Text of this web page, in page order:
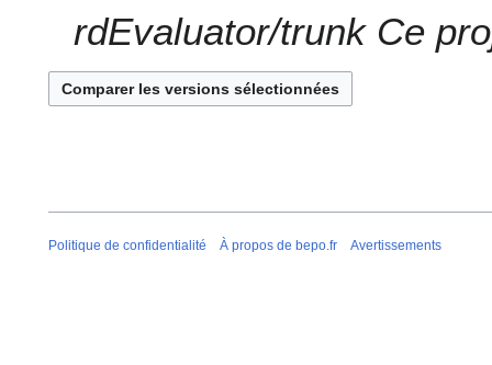
rdEvaluator/trunk Ce
Politique de confidentialité À propos de bepo.fr Avertissements